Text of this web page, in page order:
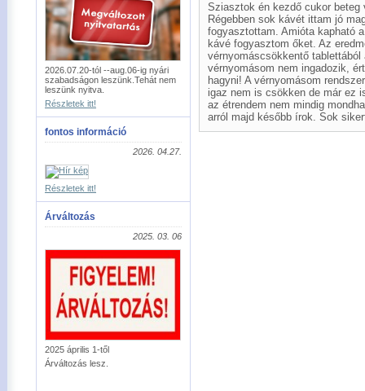
2026.07.20-tól --aug.06-ig nyári
szabadságon leszünk.Tehát nem
leszünk nyitva.
Részletek itt!
fontos információ
2026. 04.27.
Részletek itt!
Árváltozás
2025. 03. 06
2025 április 1-től
Árváltozás lesz.
Sziasztok én kezdő cukor
Régebben sok kávét ittam jó
fogyasztottam. Amióta kapható
kávé fogyasztom őket. Az
vérnyomáscsökkentő
vérnyomásom nem ingadozik,
hagyni! A vérnyomásom
igaz nem is csökken de már ez
az étrendem nem mindig
arról majd később írok. Sok